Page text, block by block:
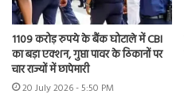
1109 करोड़ रुपये के बैंक घोटाले में CBI
का बड़ा एक्शन, गुप्ता पावर के ठिकानों पर
चार राज्यों में छापेमारी
20 July 2026 - 5:50 PM